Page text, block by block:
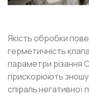
Якість обробки
герметичність
параметри різання
прискорюють
спіраль негативної